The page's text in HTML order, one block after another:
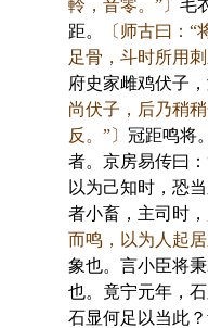
軨，音零。”〕 毛
距。
〔师古曰：
足骨，斗时所用刺
府史家雌鸡伏子，
尚伏子，后乃稍
反。”〕 冠距鸣将
者。京房易传曰
以为己知时，恐
者小畜，主司时，
而鸣，以为人起居
象也。言小臣将
也。竟宁元年，
石显何足以当此